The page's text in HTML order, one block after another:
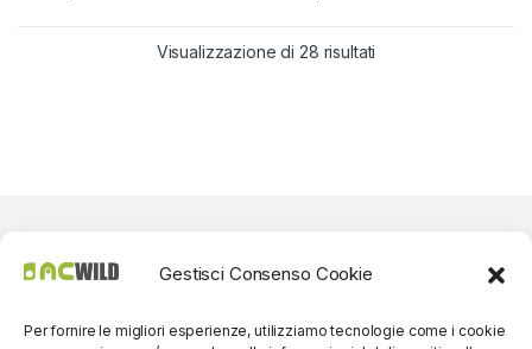
Gestisci Consenso Cookie
Per fornire le migliori esperienze, utilizziamo tecnologie come i cookie
Visualizzazione di 28 risultati